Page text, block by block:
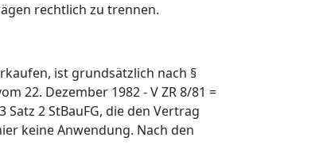
rechtlich zu trennen.
ist grundsätzlich nach §
22. Dezember 1982 - V ZR 8/81 =
Satz 2 StBauFG, die den Vertrag
keine Anwendung. Nach den